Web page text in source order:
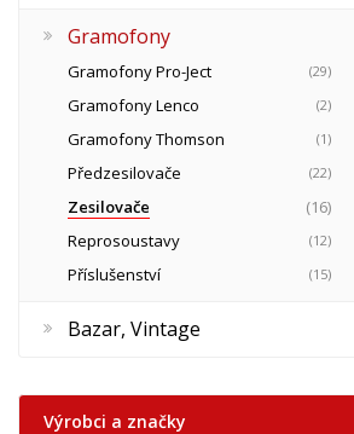
Gramofony
Gramofony Pro-Ject (29)
Gramofony Lenco (2)
Gramofony Thomson (1)
Předzesilovače (22)
Zesilovače
(16)
Reprosoustavy
(12)
Příslušenství (15)
Bazar, Vintage
Výrobci a značky